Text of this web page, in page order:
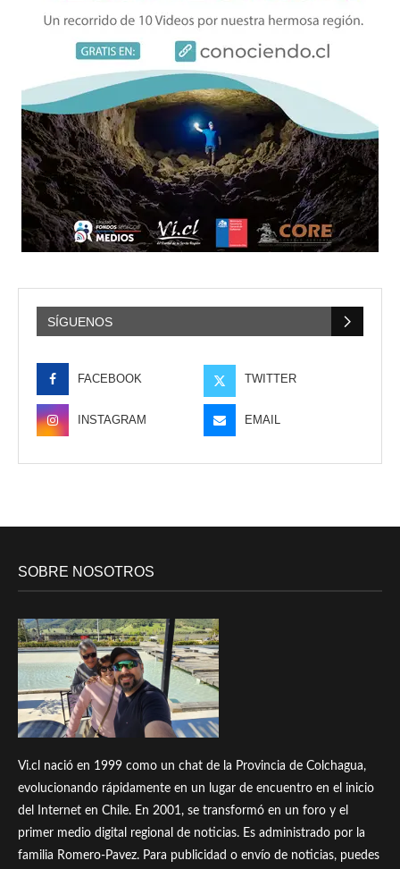
SÍGUENOS
FACEBOOK TWITTER
INSTAGRAM EMAIL
SOBRE NOSOTROS
Vi.cl nació en 1999 como un chat de la Provincia de Colchagua,
evolucionando rápidamente en un lugar de encuentro en el inicio
del Internet en Chile. En 2001, se transformó en un foro y el
primer medio digital regional de noticias. Es administrado por la
familia Romero-Pavez. Para publicidad o envío de noticias, puedes